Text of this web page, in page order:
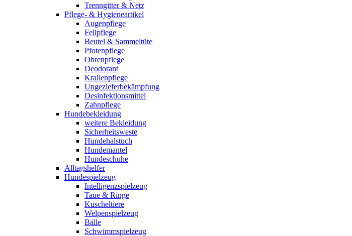
Trenngitter & Netz
Pflege- & Hygieneartikel
Augenpflege
Fellpflege
Beutel & Sammeltüte
Pfotenpflege
Ohrenpflege
Deodorant
Krallenpflege
Ungezieferbekämpfung
Desinfektionsmittel
Zahnpflege
Hundebekleidung
weitere Bekleidung
Sicherheitsweste
Hundehalstuch
Hundemantel
Hundeschuhe
Alltagshelfer
Hundespielzeug
Intelligenzspielzeug
Taue & Ringe
Kuscheltiere
Welpenspielzeug
Bälle
Schwimmspielzeug